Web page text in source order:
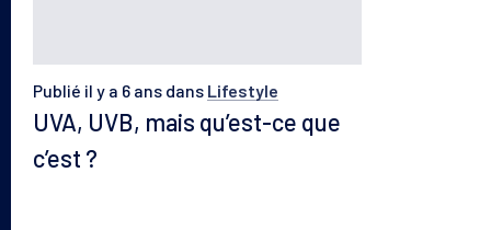
Publié il y a 6 ans dans Lifestyle
UVA, UVB, mais qu’est-ce que
c’est ?